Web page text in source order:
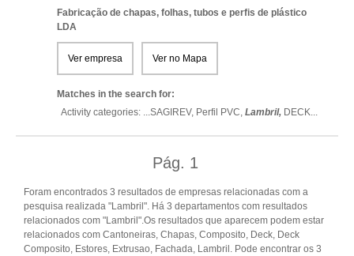
Fabricação de chapas, folhas, tubos e perfis de plástico
LDA
Ver empresa Ver no Mapa
Matches in the search for:
Activity categories: ...SAGIREV, Perfil PVC, Lambril, DECK...
Pág. 1
Foram encontrados 3 resultados de empresas relacionadas com a
pesquisa realizada "Lambril". Há 3 departamentos com resultados
relacionados com "Lambril".Os resultados que aparecem podem estar
relacionados com Cantoneiras, Chapas, Composito, Deck, Deck
Composito, Estores, Extrusao, Fachada, Lambril. Pode encontrar os 3